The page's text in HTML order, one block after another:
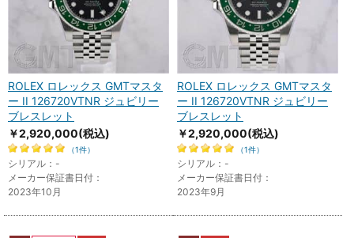
ROLEX ロレックス GMTマスタ
ー II 126720VTNR ジュビリー
ブレスレット
￥2,920,000(税込)
（1件）
シリアル：-
メーカー保証書日付：
2023年10月
ROLEX ロレックス GMTマスタ
ー II 126720VTNR ジュビリー
ブレスレット
￥2,920,000(税込)
（1件）
シリアル：-
メーカー保証書日付：
2023年9月